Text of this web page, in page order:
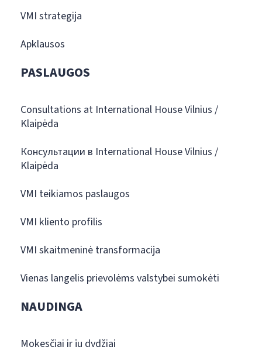
VMI strategija
Apklausos
PASLAUGOS
Consultations at International House Vilnius /
Klaipėda
Консультации в International House Vilnius /
Klaipėda
VMI teikiamos paslaugos
VMI kliento profilis
VMI skaitmeninė transformacija
Vienas langelis prievolėms valstybei sumokėti
NAUDINGA
Mokesčiai ir jų dydžiai